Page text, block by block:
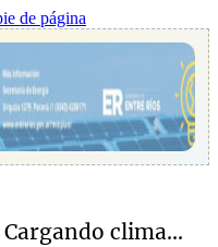
de página
Cargando clima...